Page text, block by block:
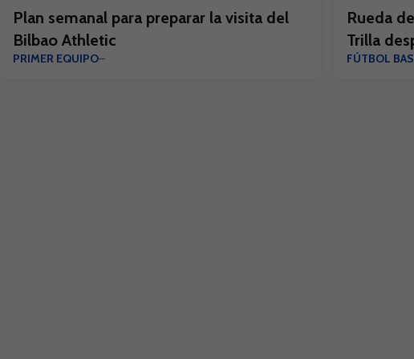
Plan semanal para preparar la visita del
Bilbao Athletic
PRIMER EQUIPO
Rueda
Trilla
FÚTBOL